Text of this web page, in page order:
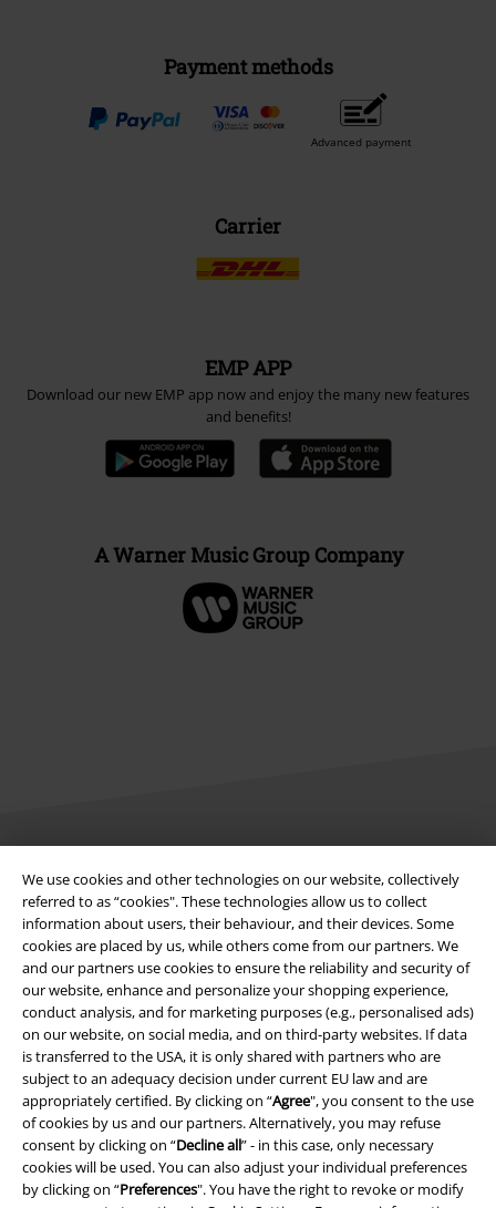
We use cookies and other technologies on our website, collectively
referred to as “cookies". These technologies allow us to collect
information about users, their behaviour, and their devices. Some
cookies are placed by us, while others come from our partners. We
and our partners use cookies to ensure the reliability and security of
our website, enhance and personalize your shopping experience,
conduct analysis, and for marketing purposes (e.g., personalised ads)
on our website, on social media, and on third-party websites. If data
is transferred to the USA, it is only shared with partners who are
subject to an adequacy decision under current EU law and are
appropriately certified. By clicking on “Agree", you consent to the use
of cookies by us and our partners. Alternatively, you may refuse
consent by clicking on “Decline all” - in this case, only necessary
cookies will be used. You can also adjust your individual preferences
by clicking on “Preferences". You have the right to revoke or modify
Payment methods
Advanced payment
Carrier
EMP APP
Download our new EMP app now and enjoy the many new features
and benefits!
A Warner Music Group Company
Legal
Terms & Conditions
Imprint
Privacy Policy
Waste Disposal and Environmental Protection
Declaration of Conformity
Information on accessibility